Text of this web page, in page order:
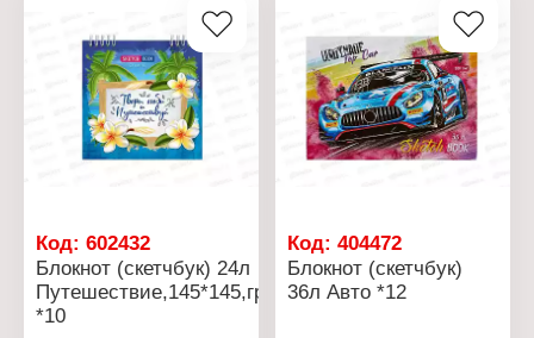
гребне
Линовка: без линовки
Материал обложки:
картон
Плотность обложки: 230-
250 гр/кв.м
Плотность бумаги: 100
Количество листов: 24 л
Линовка: без линовки
Материал обложки:
картон
Тип скрепления: на
гребне
Плотность обложки: 230-
250 гр/кв.м
Код: 602432
Блокнот (скетчбук) 24л
Путешествие,145*145,греб.
*10
Код:404472
Блокнот (скетчбук)
36л Авто *12